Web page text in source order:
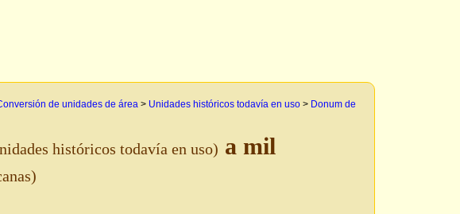
de unidades de área > Unidades históricos todavía en uso > Donum de
históricos todavía en uso) a mil